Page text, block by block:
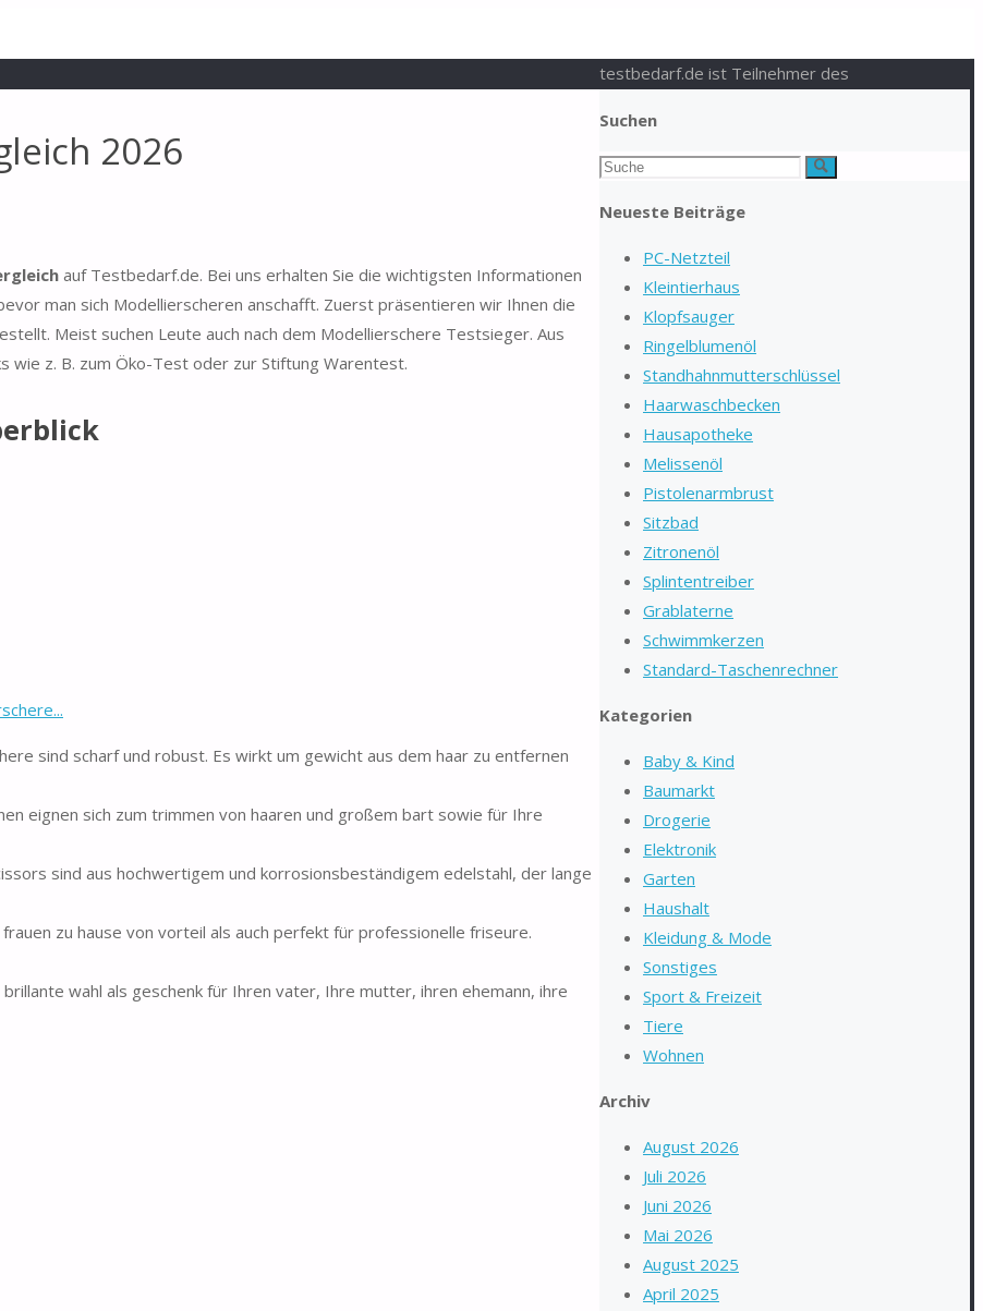
2026
auf Testbedarf.de. Bei uns erhalten Sie die wichtigsten Informationen
man sich Modellierscheren anschafft. Zuerst präsentieren wir Ihnen die
Meist suchen Leute auch nach dem Modellierschere Testsieger. Aus
wie z. B. zum Öko-Test oder zur Stiftung Warentest.
sind scharf und robust. Es wirkt um gewicht aus dem haar zu entfernen
eignen sich zum trimmen von haaren und großem bart sowie für Ihre
sind aus hochwertigem und korrosionsbeständigem edelstahl, der lange
zu hause von vorteil als auch perfekt für professionelle friseure.
wahl als geschenk für Ihren vater, Ihre mutter, ihren ehemann, ihre
Suchen
Suchen
Suche
Neueste Beiträge
PC-Netzteil
Kleintierhaus
Klopfsauger
Ringelblumenöl
Standhahnmutterschlüssel
Haarwaschbecken
Hausapotheke
Melissenöl
Pistolenarmbrust
Sitzbad
Zitronenöl
Splintentreiber
Grablaterne
Schwimmkerzen
Standard-Taschenrechner
Kategorien
Baby & Kind
Baumarkt
Drogerie
Elektronik
Garten
Haushalt
Kleidung & Mode
Sonstiges
Sport & Freizeit
Tiere
Wohnen
Archiv
August 2026
Juli 2026
Juni 2026
Mai 2026
August 2025
April 2025
testbedarf.de ist Teilnehmer des